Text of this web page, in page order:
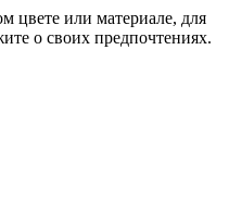
цвете или материале, для
о своих предпочтениях.